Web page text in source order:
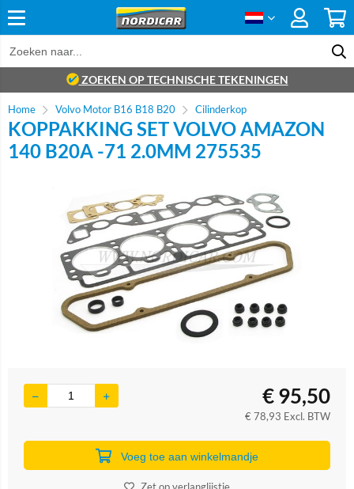
ZOEKEN OP TECHNISCHE TEKENINGEN
Home Volvo Motor B16 B18 B20 Cilinderkop
KOPPAKKING SET VOLVO AMAZON
140 B20A -71 2.0MM 275535
€95,50
€78,93 Excl. BTW
Voeg toe aan winkelmandje